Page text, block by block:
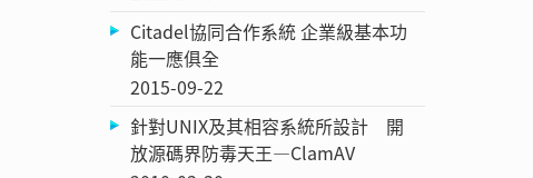
Citadel協同合作系統 企業級基本功
能一應俱全
2015-09-22
針對UNIX及其相容系統所設計 開
放源碼界防毒天王—ClamAV